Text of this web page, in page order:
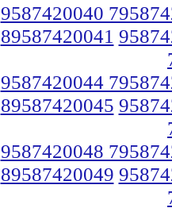
9587420040
89587420041
9587420044
89587420045
9587420048
89587420049